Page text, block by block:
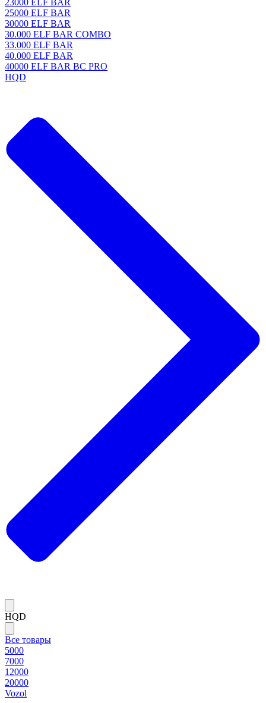
23000 ELF BAR
25000 ELF BAR
30000 ELF BAR
30.000 ELF BAR COMBO
33.000 ELF BAR
40.000 ELF BAR
40000 ELF BAR BC PRO
HQD
HQD
Все товары
5000
7000
12000
20000
Vozol